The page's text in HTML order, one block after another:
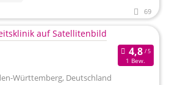
69
1 Bew.
Württemberg, Deutschland